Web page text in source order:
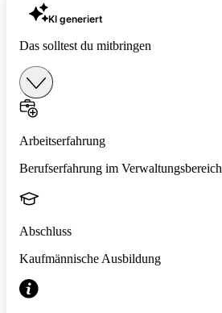
KI generiert
Das solltest du mitbringen
Arbeitserfahrung
Berufserfahrung im Verwaltungsbereich
Abschluss
Kaufmännische Ausbildung